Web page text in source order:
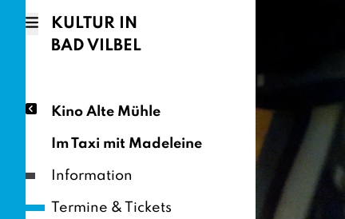
KULTUR IN
BAD VILBEL
Kino Alte Mühle
Im Taxi mit Madeleine
Information
Termine & Tickets